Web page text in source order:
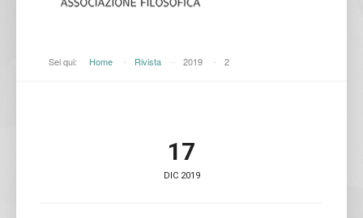
Sei qui: Home - Rivista - 2019 - 2
17
DIC 2019